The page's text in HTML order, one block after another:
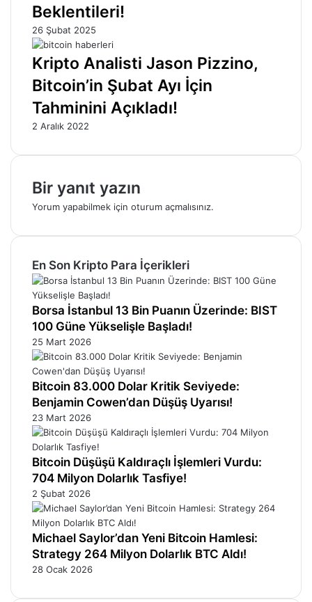
Beklentileri!
26 Şubat 2025
Kripto Analisti Jason Pizzino,
Bitcoin’in Şubat Ayı İçin
Tahminini Açıkladı!
2 Aralık 2022
Bir yanıt yazın
Yorum yapabilmek için oturum açmalısınız.
En Son Kripto Para İçerikleri
Borsa İstanbul 13 Bin Puanın Üzerinde: BIST
100 Güne Yükselişle Başladı!
25 Mart 2026
Bitcoin 83.000 Dolar Kritik Seviyede:
Benjamin Cowen’dan Düşüş Uyarısı!
23 Mart 2026
Bitcoin Düşüşü Kaldıraçlı İşlemleri Vurdu:
704 Milyon Dolarlık Tasfiye!
2 Şubat 2026
Michael Saylor’dan Yeni Bitcoin Hamlesi:
Strategy 264 Milyon Dolarlık BTC Aldı!
28 Ocak 2026